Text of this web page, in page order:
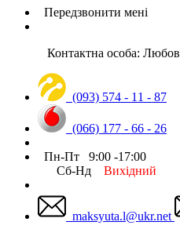
Передзвонити мені
Контактна особа: Любов
(093) 574 - 11 - 87
(066) 177 - 66 - 26
Пн-Пт 9:00 -17:00
Сб-Нд Вихідний
maksyuta.l@ukr.net